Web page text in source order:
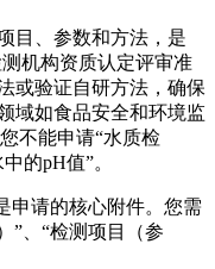
目、参数和方法，是
机构资质认定评审准
或验证自研方法，确保
域如食品安全和环境监
不能申请“水质检
的pH值”。
申请的核心附件。您需
”、“检测项目（参